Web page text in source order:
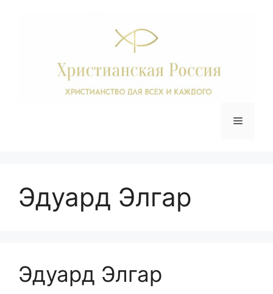
Меню
Эдуард Элгар
Эдуард Элгар